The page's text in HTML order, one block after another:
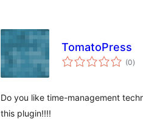
TomatoPress
(0གདེང་
འཇོག་
)
Do you like time-management
this plugin!!!!